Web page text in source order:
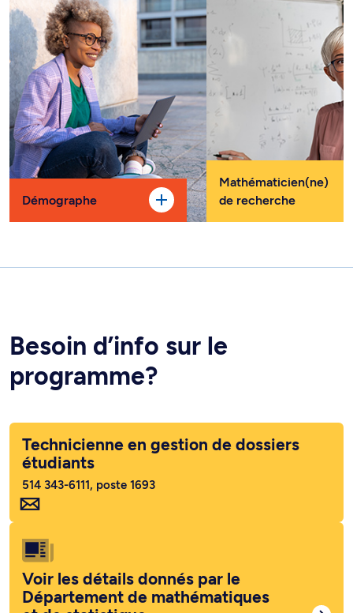
Démographe
Mathématicien(ne)
de recherche
Besoin d’info sur le
programme?
Technicienne en gestion de dossiers
étudiants
514 343-6111, poste 1693
Voir les détails donnés par le
Département de mathématiques